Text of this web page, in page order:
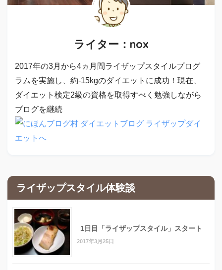
ライター：nox
2017年の3月から4ヵ月間ライザップスタイルプログ
ラムを実施し、約-15kgのダイエットに成功！現在、
ダイエット検定2級の資格を取得すべく勉強しながら
ブログを継続
ライザップスタイル体験談
1日目「ライザップスタイル」スタート
2017年3月25日